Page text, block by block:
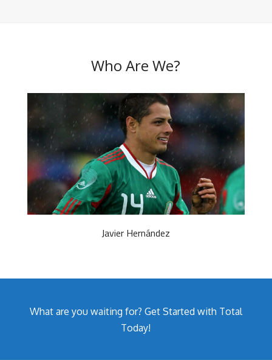
Who Are We?
Javier Hernández
What are you waiting for? Get Started with Total
Today!